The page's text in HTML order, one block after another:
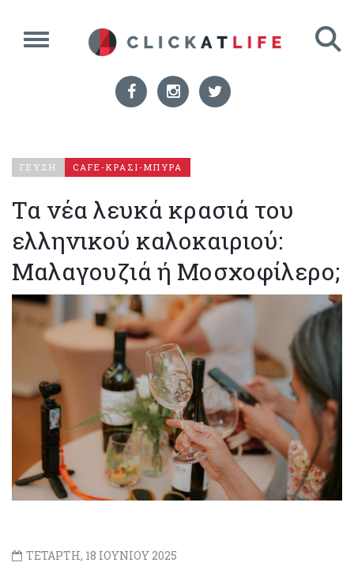
ΓΕΥΣΗ CAFE-ΚΡΑΣΙ-ΜΠΥΡΑ
Τα νέα λευκά κρασιά του
ελληνικού καλοκαιριού:
Μαλαγουζιά ή Μοσχοφίλερο;
ΤΕΤΑΡΤΗ, 18 ΙΟΥΝΙΟΥ 2025